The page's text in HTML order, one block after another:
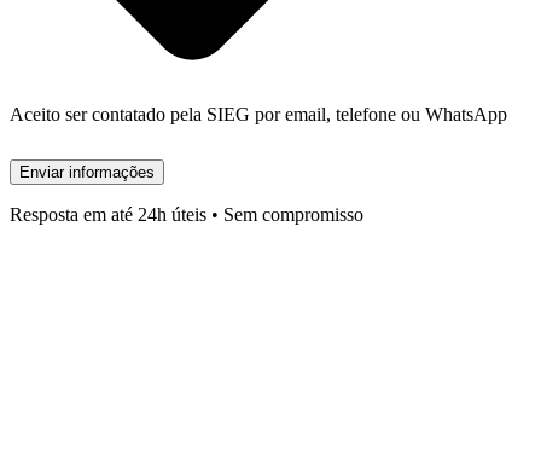
Aceito ser contatado pela SIEG por email, telefone ou WhatsApp
Enviar informações
Resposta em até 24h úteis • Sem compromisso